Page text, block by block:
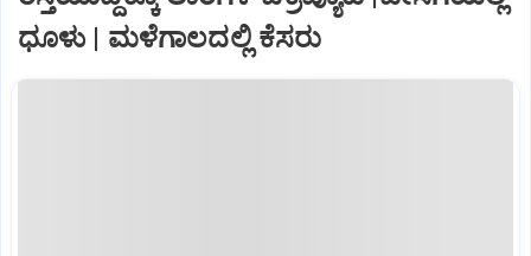
ಧೂಳು | ಮಳೆಗಾಲದಲ್ಲಿ ಕೆಸರು